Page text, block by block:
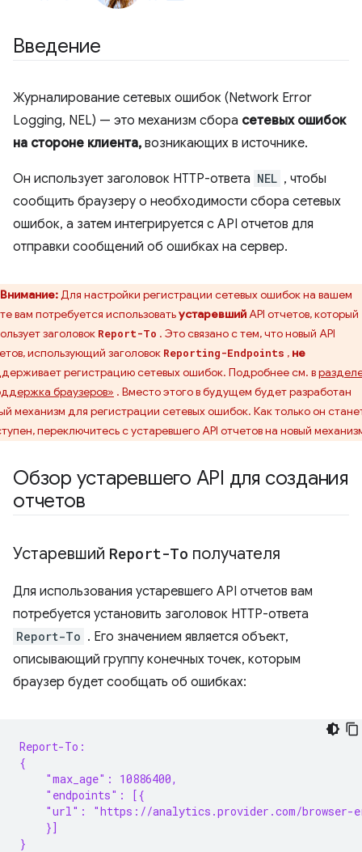
Введение
Журналирование сетевых ошибок (Network Error
Logging, NEL) — это механизм сбора сетевых ошибок
на стороне клиента, возникающих в источнике.
Он использует заголовок HTTP-ответа NEL , чтобы
сообщить браузеру о необходимости сбора сетевых
ошибок, а затем интегрируется с API отчетов для
отправки сообщений об ошибках на сервер.
Внимание:Для настройки регистрации сетевых ошибок на вашем
вам потребуется использоватьустаревшийAPI отчетов, который
заголовок Report-To . Это связано с тем, что новый API
использующий заголовок Reporting-Endpoints , не
регистрацию сетевых ошибок. Подробнее см. в
браузеров» . Вместо этого в будущем будет разработан
механизм для регистрации сетевых ошибок. Как только он
переключитесь с устаревшего API отчетов на новый
Обзор устаревшего API для создания
отчетов
Устаревший Report-To получателя
Для использования устаревшего API отчетов вам
потребуется установить заголовок HTTP-ответа
Report-To . Его значением является объект,
описывающий группу конечных точек, которым
браузер будет сообщать об ошибках:
Report-To:
{
    "max_age": 10886400,
    "endpoints": [{
"url": "https://analytics.provider.com/browser-
    }]
}